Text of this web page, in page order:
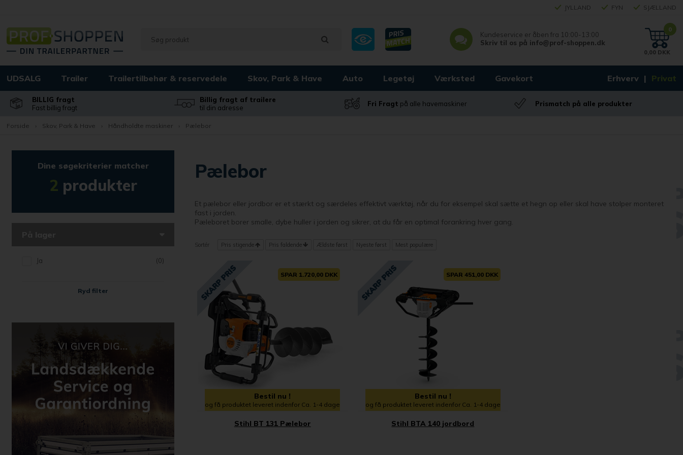
Erhverv Privat
JYLLAND FYN SJÆLLAND
Kundeservice er åben fra 10:00-13:00
Skriv til os på info@prof-shoppen.dk
0
0,00 DKK
UDSALG Trailer Trailertilbehør & reservedele Skov, Park & Have Auto Legetøj Værksted Gavekort
BILLIG fragt
Fast billig fragt
Billig fragt af trailere
til din adresse
Fri Fragt på alle havemaskiner Prismatch på alle produkter
Forside Skov, Park & Have Håndholdte maskiner Pælebor
Dine søgekriterier matcher
2 produkter
Ja (0)
Ryd filter
Pælebor
Et pælebor eller jordbor er et stærkt og særdeles effektivt værktøj, når du for eksempel skal sætte et hegn op eller skal have stolper monteret
fast i jorden.
Pæleboret borer smalle, dybe huller i jorden og sikrer, at du får en optimal forankring hver gang.
Sortér Pris stigende Pris faldende Ældste først Nyeste først Mest populære
SPAR 1.720,00 DKK
Bestil nu !
og få produktet leveret indenfor Ca. 1-4 dage
Stihl BT 131 Pælebor
SPAR 451,00 DKK
Bestil nu !
og få produktet leveret indenfor Ca. 1-4 dage
Stihl BTA 140 jordbord